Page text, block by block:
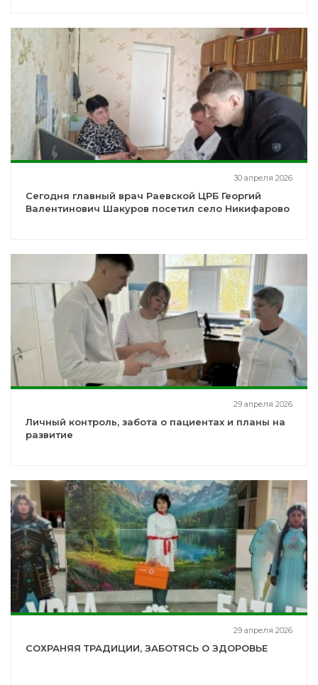
30 апреля 2026
Сегодня главный врач Раевской ЦРБ Георгий
Валентинович Шакуров посетил село Никифарово
29 апреля 2026
Личный контроль, забота о пациентах и планы на
развитие
29 апреля 2026
СОХРАНЯЯ ТРАДИЦИИ, ЗАБОТЯСЬ О ЗДОРОВЬЕ